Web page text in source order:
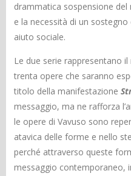
drammatica sospensione
e la necessità di un
aiuto sociale.
Le due serie rappresentano
trenta opere che saranno
titolo della manifestazione
messaggio, ma ne rafforza
le opere di Vavuso sono
atavica delle forme e nello
perché attraverso queste
messaggio contemporaneo,